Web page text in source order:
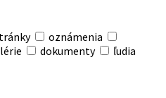
oznámenia
dokumenty ľudia